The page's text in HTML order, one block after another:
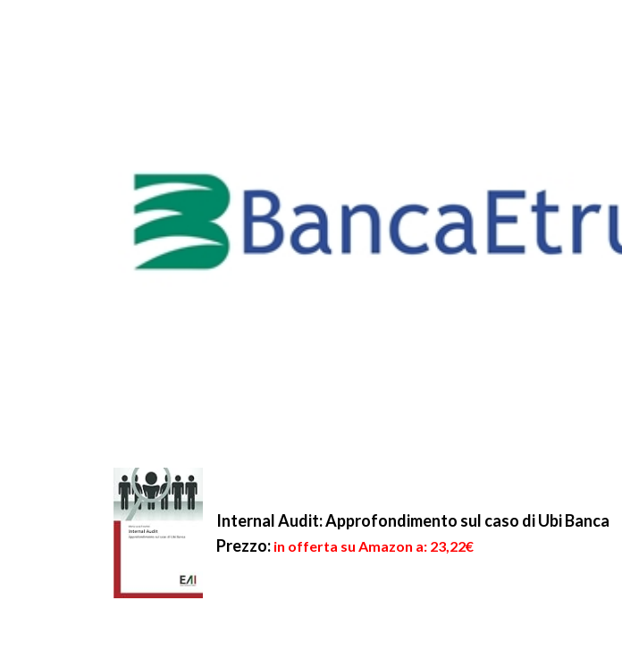
Internal Audit: Approfondimento sul caso di Ubi Banca
Prezzo: in offerta su Amazon a: 23,22€